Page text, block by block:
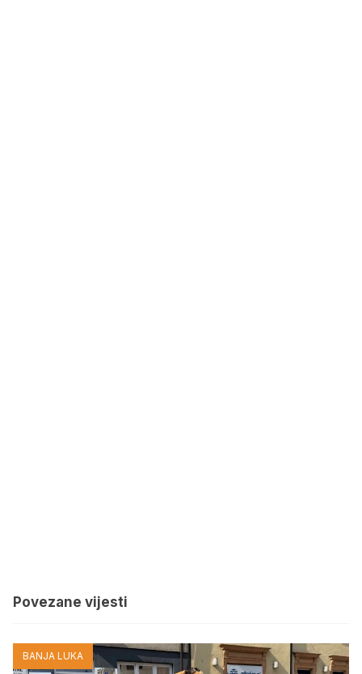
Povezane vijesti
BANJA LUKA